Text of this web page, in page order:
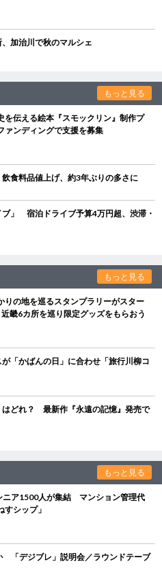
加治川で秋のマルシェ
もっと見る
を伝える絵本『スモックリン』制作プ
ンディングで支援を募集
食料品値上げ、約3年ぶりの多さに
」 宿泊ドライブ予算4万円超、渋滞・
もっと見る
りの地を巡るスタンプラリーがスター
畿6カ所を巡り限定グッズをもらおう
「かばんの日」に合わせ「旅行川柳コ
はどれ？ 最新作『永遠の記憶』発売で
もっと見る
ニア1500人が集結 マンション管理代
シップ」
「デジブレ」説明会／ラウンドテーブ